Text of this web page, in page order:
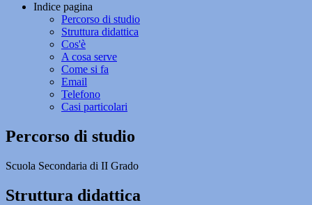
Indice pagina
Percorso di studio
Struttura didattica
Cos'è
A cosa serve
Come si fa
Email
Telefono
Casi particolari
Percorso di studio
Scuola Secondaria di II Grado
Struttura didattica